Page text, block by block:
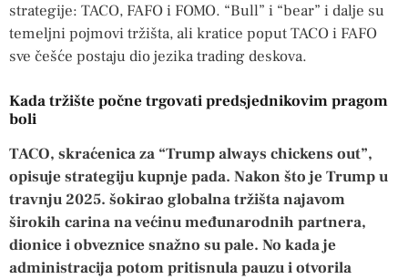
strategije: TACO, FAFO i FOMO. “Bull” i “bear” i dalje su
temeljni pojmovi tržišta, ali kratice poput TACO i FAFO
sve češće postaju dio jezika trading deskova.
Kada tržište počne trgovati predsjednikovim pragom
boli
TACO, skraćenica za “Trump always chickens out”,
opisuje strategiju kupnje pada. Nakon što je Trump u
travnju 2025. šokirao globalna tržišta najavom
širokih carina na većinu međunarodnih partnera,
dionice i obveznice snažno su pale. No kada je
administracija potom pritisnula pauzu i otvorila